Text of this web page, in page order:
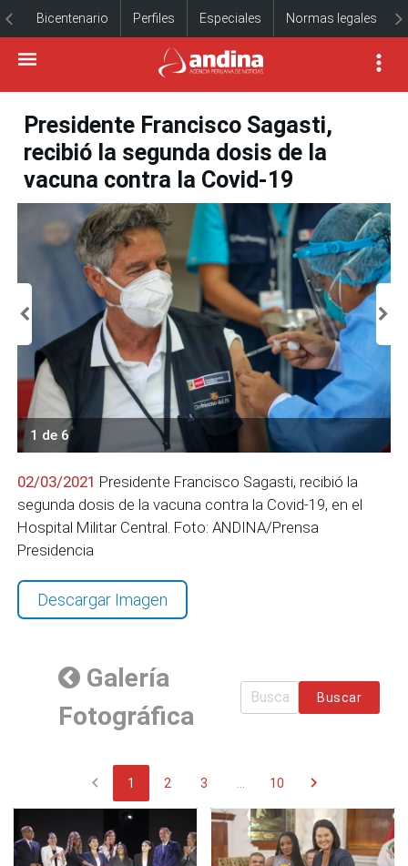
Bicentenario Perfiles Especiales Normas legales
Presidente Francisco Sagasti,
recibió la segunda dosis de la
vacuna contra la Covid-19
1 de 6
02/03/2021 Presidente Francisco Sagasti, recibió la
segunda dosis de la vacuna contra la Covid-19, en el
Hospital Militar Central. Foto: ANDINA/Prensa
Presidencia
Descargar Imagen
Galería
Fotográfica
Buscar
chevron_left 1 2 3 10 chevron_right